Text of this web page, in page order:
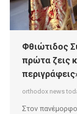
Φθιώτιδος
πρώτα ζεις
orthodox news
Στον